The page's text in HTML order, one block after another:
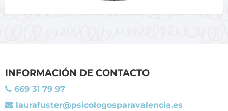
INFORMACIÓN DE CONTACTO
669 31 79 97
laurafuster@psicologosparavalencia.es